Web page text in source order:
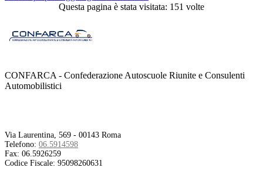
Questa pagina è stata visitata: 151 volte
CONFARCA - Confederazione Autoscuole Riunite e Consulenti
Automobilistici
Via Laurentina, 569 - 00143 Roma
Telefono: 06.5914598
Fax: 06.5926259
Codice Fiscale: 95098260631